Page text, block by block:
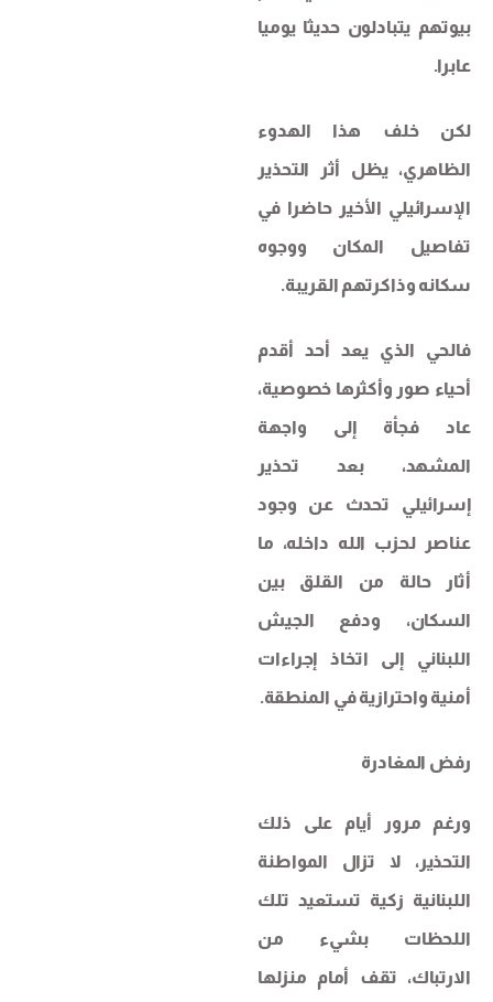
بيوتهم يتبادلون حديثا يوميا
عابرا.
لكن خلف هذا الهدوء
الظاهري، يظل أثر التحذير
الإسرائيلي الأخير حاضرا في
تفاصيل المكان ووجوه
سكانه وذاكرتهم القريبة.
فالحي الذي يعد أحد أقدم
أحياء صور وأكثرها خصوصية،
عاد فجأة إلى واجهة
المشهد، بعد تحذير
إسرائيلي تحدث عن وجود
عناصر لحزب الله داخله، ما
أثار حالة من القلق بين
السكان، ودفع الجيش
اللبناني إلى اتخاذ إجراءات
أمنية واحترازية في المنطقة.
رفض المغادرة
ورغم مرور أيام على ذلك
التحذير، لا تزال المواطنة
اللبنانية زكية تستعيد تلك
اللحظات بشيء من
الارتباك، تقف أمام منزلها